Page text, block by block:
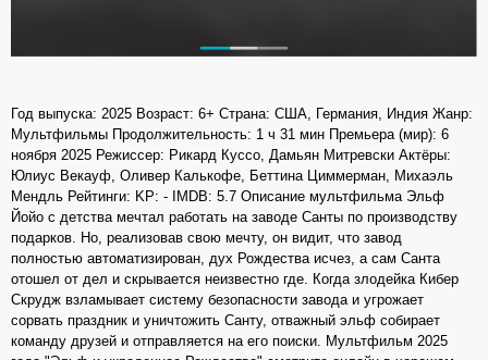
Год выпуска: 2025 Возраст: 6+ Страна: США, Германия, Индия Жанр:
Мультфильмы Продолжительность: 1 ч 31 мин Премьера (мир): 6
ноября 2025 Режиссер: Рикард Куссо, Дамьян Митревски Актёры:
Юлиус Векауф, Оливер Калькофе, Беттина Циммерман, Михаэль
Мендль Рейтинги: KP: - IMDB: 5.7 Описание мультфильма Эльф
Йойо с детства мечтал работать на заводе Санты по производству
подарков. Но, реализовав свою мечту, он видит, что завод
полностью автоматизирован, дух Рождества исчез, а сам Санта
отошел от дел и скрывается неизвестно где. Когда злодейка Кибер
Скрудж взламывает систему безопасности завода и угрожает
сорвать праздник и уничтожить Санту, отважный эльф собирает
команду друзей и отправляется на его поиски. Мультфильм 2025